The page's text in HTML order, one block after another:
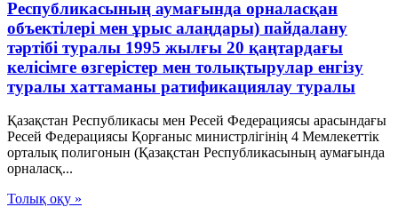
Республикасының аумағында орналасқан
объектілері мен ұрыс алаңдары) пайдалану
тәртібі туралы 1995 жылғы 20 қаңтардағы
келісімге өзгерістер мен толықтырулар енгізу
туралы хаттаманы ратификациялау туралы
Қазақстан Республикасы мен Ресей Федерациясы арасындағы
Ресей Федерациясы Қорғаныс министрлігінің 4 Мемлекеттік
орталық полигонын (Қазақстан Республикасының аумағында
орналасқ...
Толық оқу »